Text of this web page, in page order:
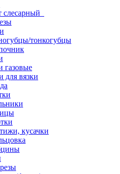
слесарный
тонкогубцы
газовые
для вязки
кусачки